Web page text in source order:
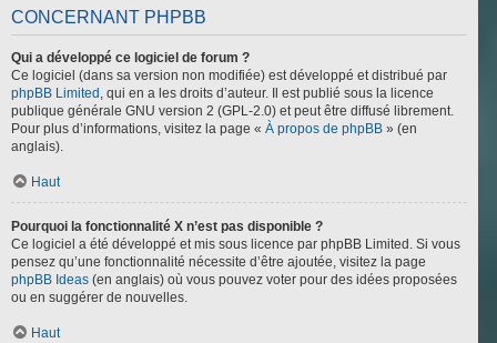
CONCERNANT PHPBB
Qui a développé ce logiciel de forum ?
Ce logiciel (dans sa version non modifiée) est développé et distribué par
phpBB Limited , qui en a les droits d’auteur. Il est publié sous la licence
publique générale GNU version 2 (GPL-2.0) et peut être diffusé librement.
Pour plus d’informations, visitez la page « À propos de phpBB » (en
anglais).
Haut
Pourquoi la fonctionnalité X n’est pas disponible ?
Ce logiciel a été développé et mis sous licence par phpBB Limited. Si vous
pensez qu’une fonctionnalité nécessite d’être ajoutée, visitez la page
phpBB Ideas (en anglais) où vous pouvez voter pour des idées proposées
ou en suggérer de nouvelles.
Haut